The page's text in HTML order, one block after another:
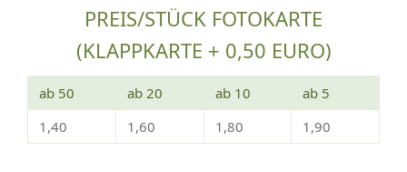
PREIS/STÜCK FOTOKARTE
(KLAPPKARTE + 0,50 EURO)
ab 50 ab 20 ab 10
ab 5
1,40
1,60 1,80 1,90